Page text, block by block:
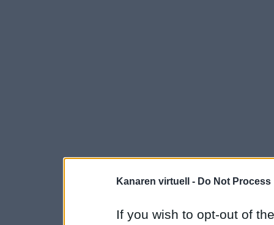
Kanaren virtuell - Do Not
If you wish to opt-out of